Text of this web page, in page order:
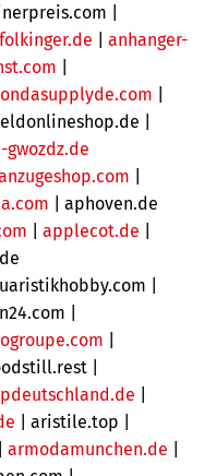
|
anhanger-
|
| aphoven.de
applecot.de
|
|
|
| aristile.top |
armodamunchen.de